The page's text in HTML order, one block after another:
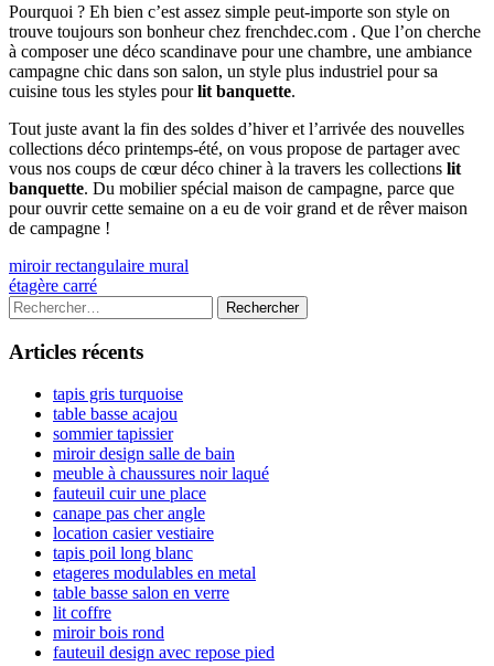
Pourquoi ? Eh bien c’est assez simple peut-importe son style on
trouve toujours son bonheur chez frenchdec.com . Que l’on cherche
à composer une déco scandinave pour une chambre, une ambiance
campagne chic dans son salon, un style plus industriel pour sa
cuisine tous les styles pourlit banquette.
Tout juste avant la fin des soldes d’hiver et l’arrivée des nouvelles
collections déco printemps-été, on vous propose de partager avec
vous nos coups de cœur déco chiner à la travers les collections lit
banquette. Du mobilier spécial maison de campagne, parce que
pour ouvrir cette semaine on a eu de voir grand et de rêver maison
de campagne !
Navigation
de
l’article
Previous
article:
miroir rectangulaire mural
Next
article:
étagère carré
Colonne
latérale
principale
Rechercher :
Articles récents
tapis gris turquoise
table basse acajou
sommier tapissier
miroir design salle de bain
meuble à chaussures noir laqué
fauteuil cuir une place
canape pas cher angle
location casier vestiaire
tapis poil long blanc
etageres modulables en metal
table basse salon en verre
lit coffre
miroir bois rond
fauteuil design avec repose pied